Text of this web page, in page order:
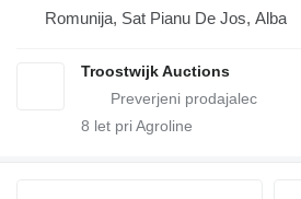
Romunija, Sat Pianu De Jos, Alba
Troostwijk Auctions
8 let pri Agroline